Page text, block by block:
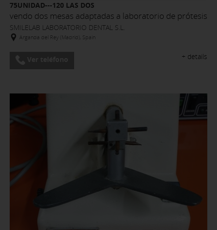
75UNIDAD---120 LAS DOS
vendo dos mesas adaptadas a laboratorio de prótesis
SMILELAB LABORATORIO DENTAL S.L.
Arganda del Rey (Madrid), Spain
+ details